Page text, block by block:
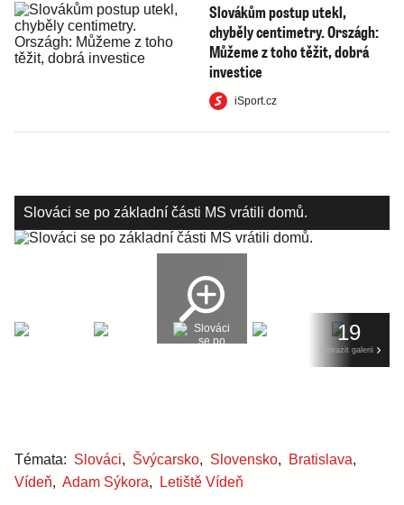
Slovákům postup utekl,
chyběly centimetry. Országh:
Můžeme z toho těžit, dobrá
investice
iSport.cz
Slováci se po základní části MS vrátili domů.
19
zobrazit galerii
Témata: Slováci, Švýcarsko, Slovensko, Bratislava,
Vídeň, Adam Sýkora, Letiště Vídeň